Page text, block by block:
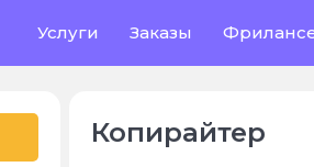
Услуги Заказы
Копирайтер